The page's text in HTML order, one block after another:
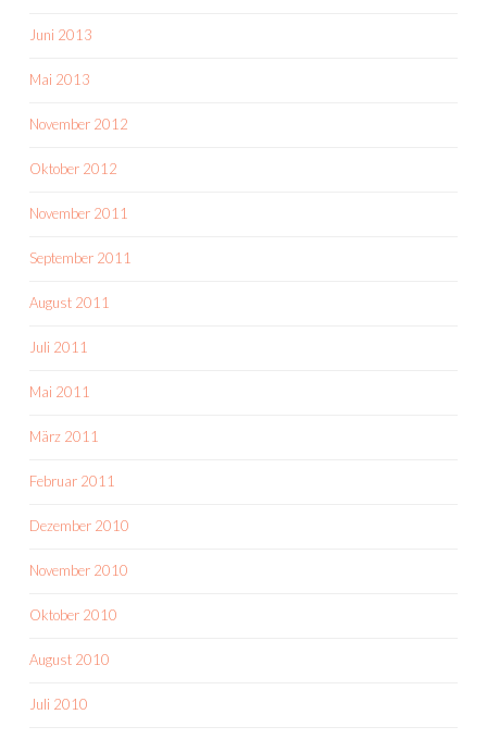
Juni 2013
Mai 2013
November 2012
Oktober 2012
November 2011
September 2011
August 2011
Juli 2011
Mai 2011
März 2011
Februar 2011
Dezember 2010
November 2010
Oktober 2010
August 2010
Juli 2010